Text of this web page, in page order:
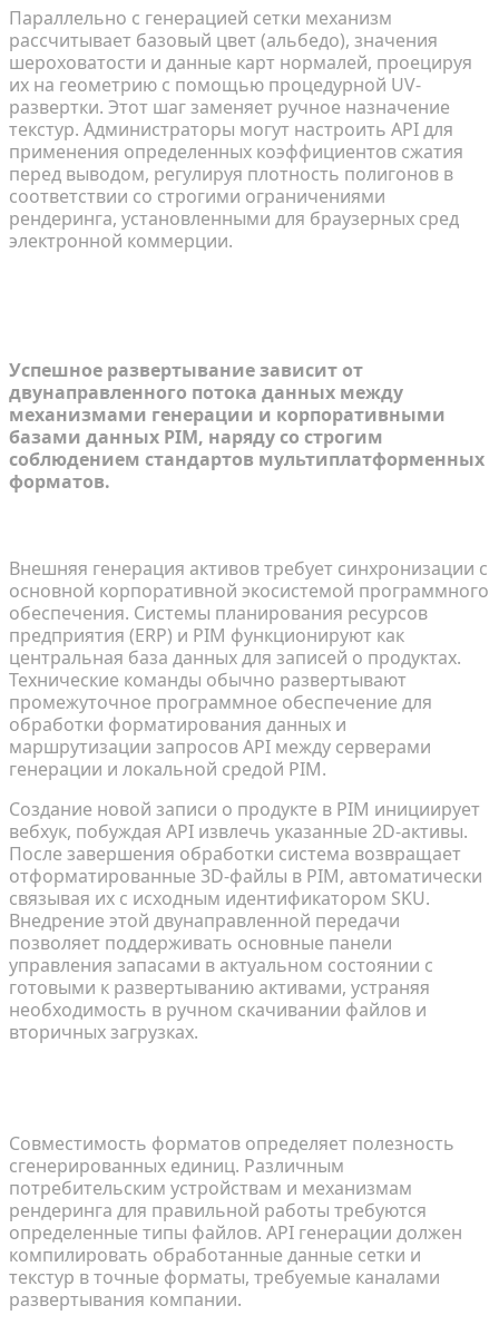
Параллельно с генерацией сетки механизм
рассчитывает базовый цвет (альбедо), значения
шероховатости и данные карт нормалей, проецируя
их на геометрию с помощью процедурной UV-
развертки. Этот шаг заменяет ручное назначение
текстур. Администраторы могут настроить API для
применения определенных коэффициентов сжатия
перед выводом, регулируя плотность полигонов в
соответствии со строгими ограничениями
рендеринга, установленными для браузерных сред
электронной коммерции.
Успешное развертывание зависит от
двунаправленного потока данных между
механизмами генерации и корпоративными
базами данных PIM, наряду со строгим
соблюдением стандартов мультиплатформенных
форматов.
Внешняя генерация активов требует синхронизации с
основной корпоративной экосистемой программного
обеспечения. Системы планирования ресурсов
предприятия (ERP) и PIM функционируют как
центральная база данных для записей о продуктах.
Технические команды обычно развертывают
промежуточное программное обеспечение для
обработки форматирования данных и
маршрутизации запросов API между серверами
генерации и локальной средой PIM.
Создание новой записи о продукте в PIM инициирует
вебхук, побуждая API извлечь указанные 2D-активы.
После завершения обработки система возвращает
отформатированные 3D-файлы в PIM, автоматически
связывая их с исходным идентификатором SKU.
Внедрение этой двунаправленной передачи
позволяет поддерживать основные панели
управления запасами в актуальном состоянии с
готовыми к развертыванию активами, устраняя
необходимость в ручном скачивании файлов и
вторичных загрузках.
Совместимость форматов определяет полезность
сгенерированных единиц. Различным
потребительским устройствам и механизмам
рендеринга для правильной работы требуются
определенные типы файлов. API генерации должен
компилировать обработанные данные сетки и
текстур в точные форматы, требуемые каналами
развертывания компании.